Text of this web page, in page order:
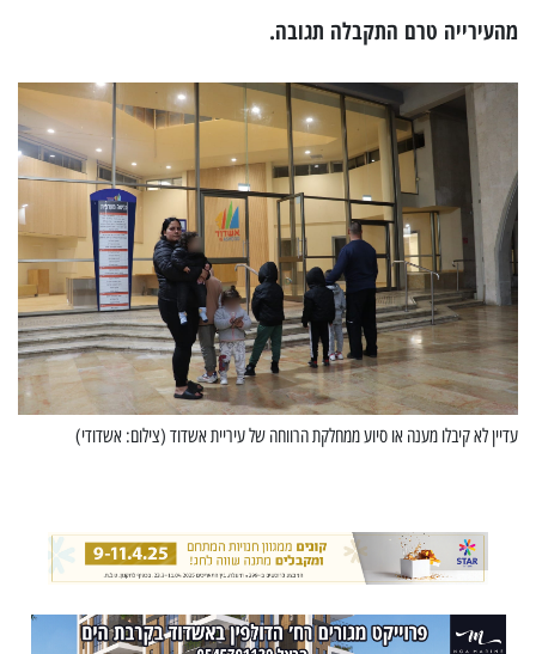
מהעירייה טרם התקבלה תגובה.
עדיין לא קיבלו מענה או סיוע ממחלקת הרווחה של עיריית אשדוד (צילום: אשדודי)